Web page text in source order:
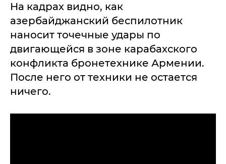
На кадрах видно, как
азербайджанский беспилотник
наносит точечные удары по
двигающейся в зоне карабахского
конфликта бронетехнике Армении.
После него от техники не остается
ничего.